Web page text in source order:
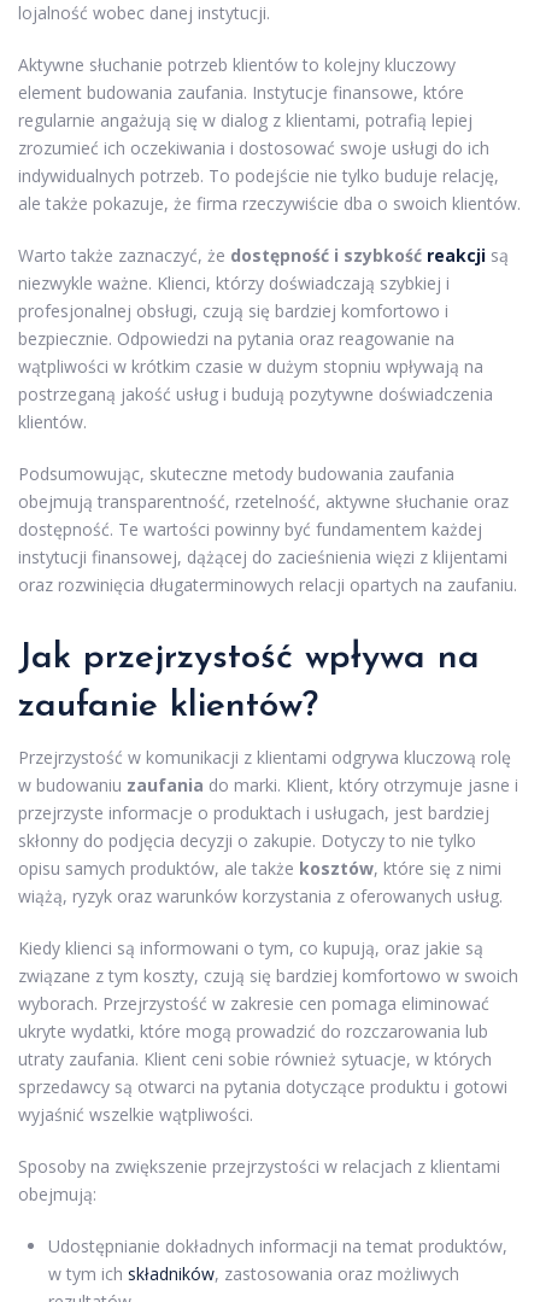
lojalność wobec danej instytucji.
Aktywne słuchanie potrzeb klientów to kolejny kluczowy
element budowania zaufania. Instytucje finansowe, które
regularnie angażują się w dialog z klientami, potrafią lepiej
zrozumieć ich oczekiwania i dostosować swoje usługi do ich
indywidualnych potrzeb. To podejście nie tylko buduje relację,
ale także pokazuje, że firma rzeczywiście dba o swoich klientów.
Warto także zaznaczyć, że dostępność i szybkość reakcji są
niezwykle ważne. Klienci, którzy doświadczają szybkiej i
profesjonalnej obsługi, czują się bardziej komfortowo i
bezpiecznie. Odpowiedzi na pytania oraz reagowanie na
wątpliwości w krótkim czasie w dużym stopniu wpływają na
postrzeganą jakość usług i budują pozytywne doświadczenia
klientów.
Podsumowując, skuteczne metody budowania zaufania
obejmują transparentność, rzetelność, aktywne słuchanie oraz
dostępność. Te wartości powinny być fundamentem każdej
instytucji finansowej, dążącej do zacieśnienia więzi z klijentami
oraz rozwinięcia długaterminowych relacji opartych na zaufaniu.
Jak przejrzystość wpływa na
zaufanie klientów?
Przejrzystość w komunikacji z klientami odgrywa kluczową rolę
w budowaniu zaufania do marki. Klient, który otrzymuje jasne i
przejrzyste informacje o produktach i usługach, jest bardziej
skłonny do podjęcia decyzji o zakupie. Dotyczy to nie tylko
opisu samych produktów, ale także kosztów, które się z nimi
wiążą, ryzyk oraz warunków korzystania z oferowanych usług.
Kiedy klienci są informowani o tym, co kupują, oraz jakie są
związane z tym koszty, czują się bardziej komfortowo w swoich
wyborach. Przejrzystość w zakresie cen pomaga eliminować
ukryte wydatki, które mogą prowadzić do rozczarowania lub
utraty zaufania. Klient ceni sobie również sytuacje, w których
sprzedawcy są otwarci na pytania dotyczące produktu i gotowi
wyjaśnić wszelkie wątpliwości.
Sposoby na zwiększenie przejrzystości w relacjach z klientami
obejmują:
Udostępnianie dokładnych informacji na temat produktów,
w tym ich składników, zastosowania oraz możliwych